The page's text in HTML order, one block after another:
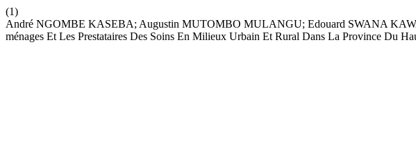
(1)
André NGOMBE KASEBA; Augustin MUTOMBO MULANGU; Edouard SWANA
ménages Et Les Prestataires Des Soins En Milieux Urbain Et Rural Dans La Province Du